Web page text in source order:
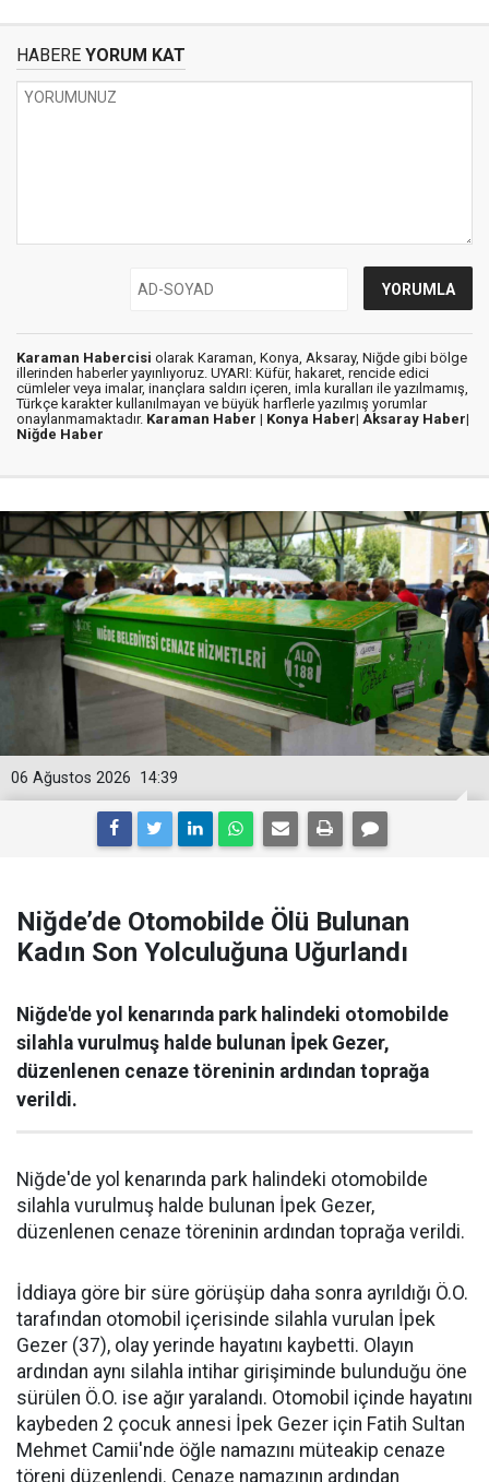
HABERE YORUM KAT
Karaman Habercisi olarak Karaman, Konya, Aksaray, Niğde gibi bölge
illerinden haberler yayınlıyoruz. UYARI: Küfür, hakaret, rencide edici
cümleler veya imalar, inançlara saldırı içeren, imla kuralları ile yazılmamış,
Türkçe karakter kullanılmayan ve büyük harflerle yazılmış yorumlar
onaylanmamaktadır. Karaman Haber | Konya Haber| Aksaray Haber|
Niğde Haber
14:39
06 Ağustos 2026
Niğde’de Otomobilde Ölü Bulunan
Kadın Son Yolculuğuna Uğurlandı
Niğde'de yol kenarında park halindeki otomobilde
silahla vurulmuş halde bulunan İpek Gezer,
düzenlenen cenaze töreninin ardından toprağa
verildi.
Niğde'de yol kenarında park halindeki otomobilde
silahla vurulmuş halde bulunan İpek Gezer,
düzenlenen cenaze töreninin ardından toprağa verildi.
İddiaya göre bir süre görüşüp daha sonra ayrıldığı Ö.O.
tarafından otomobil içerisinde silahla vurulan İpek
Gezer (37), olay yerinde hayatını kaybetti. Olayın
ardından aynı silahla intihar girişiminde bulunduğu öne
sürülen Ö.O. ise ağır yaralandı. Otomobil içinde hayatını
kaybeden 2 çocuk annesi İpek Gezer için Fatih Sultan
Mehmet Camii'nde öğle namazını müteakip cenaze
töreni düzenlendi. Cenaze namazının ardından